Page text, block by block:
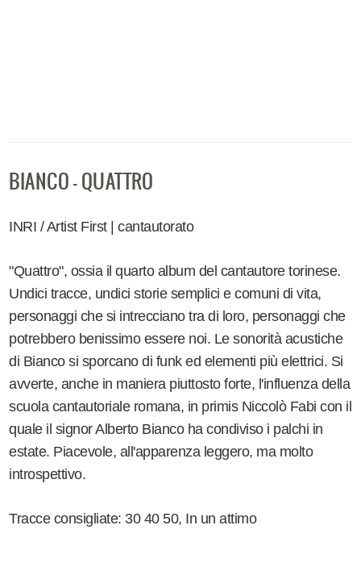
BIANCO - QUATTRO
INRI / Artist First | cantautorato
"Quattro", ossia il quarto album del cantautore torinese.
Undici tracce, undici storie semplici e comuni di vita,
personaggi che si intrecciano tra di loro, personaggi che
potrebbero benissimo essere noi. Le sonorità acustiche
di Bianco si sporcano di funk ed elementi più elettrici. Si
avverte, anche in maniera piuttosto forte, l'influenza della
scuola cantautoriale romana, in primis Niccolò Fabi con il
quale il signor Alberto Bianco ha condiviso i palchi in
estate. Piacevole, all'apparenza leggero, ma molto
introspettivo.
Tracce consigliate: 30 40 50, In un attimo